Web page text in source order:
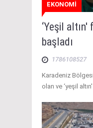
EKONOMİ
‘Yeşil
başladı
1786108527
Karadeniz
olan ve ‘yeşil